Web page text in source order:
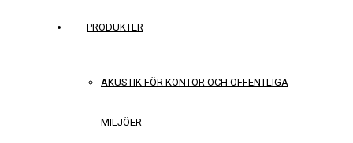
PRODUKTER
AKUSTIK FÖR KONTOR OCH OFFENTLIGA
MILJÖER